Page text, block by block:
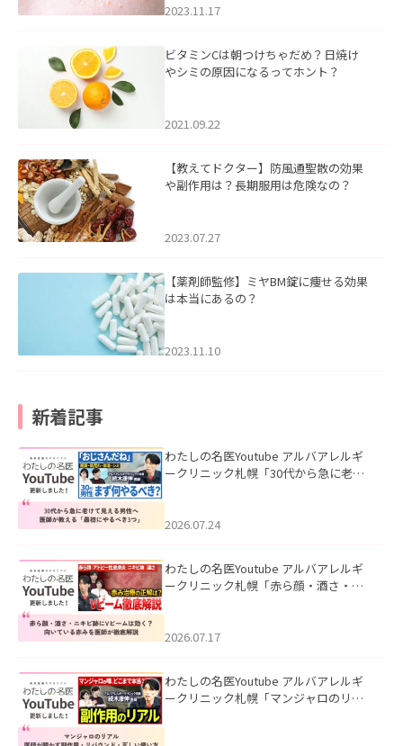
2023.11.17
ビタミンCは朝つけちゃだめ？日焼け
やシミの原因になるってホント？
2021.09.22
【教えてドクター】防風通聖散の効果
や副作用は？長期服用は危険なの？
2023.07.27
【薬剤師監修】ミヤBM錠に痩せる効果
は本当にあるの？
2023.11.10
新着記事
わたしの名医Youtube アルバアレルギ
ークリニック札幌「30代から急に老け
た。
2026.07.24
わたしの名医Youtube アルバアレルギ
ークリニック札幌「赤ら顔・酒さ・ニ
した。
2026.07.17
わたしの名医Youtube アルバアレルギ
ークリニック札幌「マンジャロのリア